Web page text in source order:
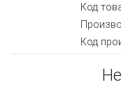
Код
Код